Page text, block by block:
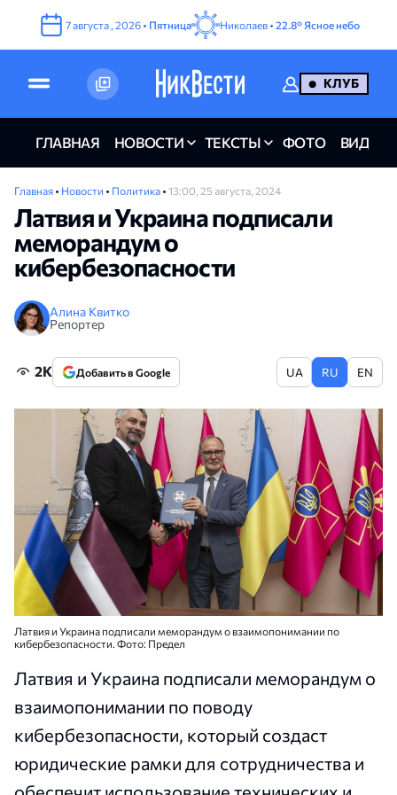
7августа , 2026 • Пятница Николаев • 22.8° Ясное небо
КЛУБ
ГЛАВНАЯ НОВОСТИ ТЕКСТЫ ФОТО ВИДЕО
Главная • Новости • Политика • 13:00, 25 августа, 2024
Латвия и Украина подписали
меморандум о
кибербезопасности
Алина Квитко
Репортер
2K Добавить в Google UA RU EN
Латвия и Украина подписали меморандум о взаимопонимании по
кибербезопасности. Фото: Предел
Латвия и Украина подписали меморандум о
взаимопонимании по поводу
кибербезопасности, который создаст
юридические рамки для сотрудничества и